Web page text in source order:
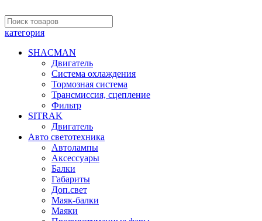
категория
SHACMAN
Двигатель
Система охлаждения
Тормозная система
Трансмиссия, сцепление
Фильтр
SITRAK
Двигатель
Авто светотехника
Автолампы
Аксессуары
Балки
Габариты
Доп.свет
Маяк-балки
Маяки